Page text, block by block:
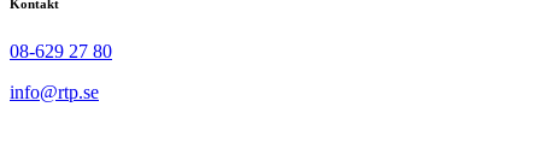
Kontakt
08-629 27 80
info@rtp.se